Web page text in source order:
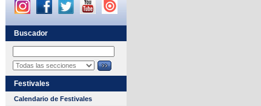
Buscador
Festivales
Calendario de Festivales